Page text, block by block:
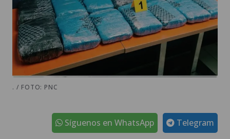
. / FOTO: PNC
Las fuerzas de seguridad reportaron este
viernes, 7 de agosto, el decomiso de